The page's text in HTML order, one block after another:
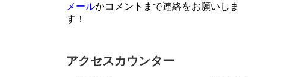
メールかコメントまで連絡をお願いしま
す！
アクセスカウンター